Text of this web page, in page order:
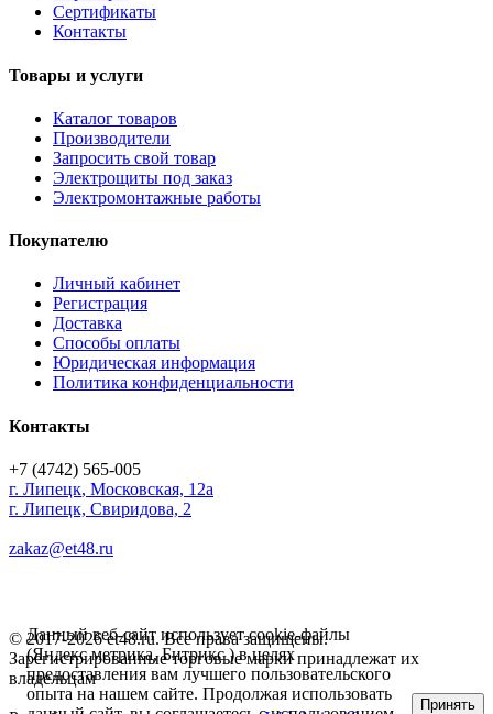
Сертификаты
Контакты
Товары и услуги
Каталог товаров
Производители
Запросить свой товар
Электрощиты под заказ
Электромонтажные работы
Покупателю
Личный кабинет
Регистрация
Доставка
Способы оплаты
Юридическая информация
Политика конфиденциальности
Контакты
+7 (4742) 565-005
г. Липецк, Московская, 12а
г. Липецк, Свиридова, 2
zakaz@et48.ru
© 2017-2026 et48.ru. Все права защищены.
Зарегистрированные торговые марки принадлежат их
владельцам
Данный веб-сайт использует cookie-файлы
(Яндекс метрика, Битрикс ) в целях
предоставления вам лучшего пользовательского
опыта на нашем сайте. Продолжая использовать
Принять